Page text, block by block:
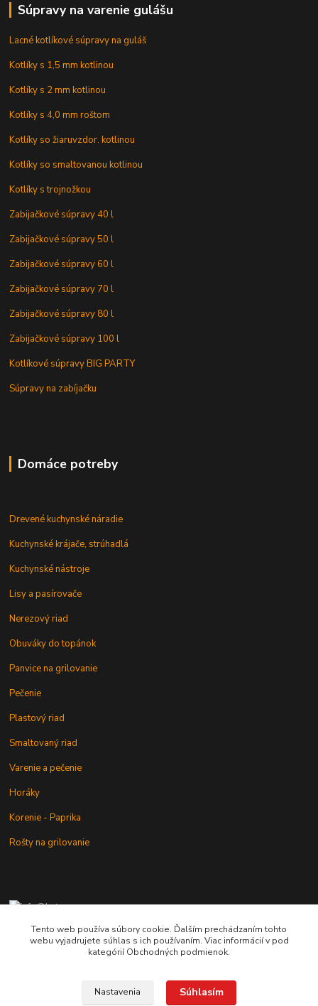
Súpravy na varenie gulášu
Lacné kotlíkové súpravy na guláš
Kotlíky s 1,5 mm kotlinou
Kotlíky s 2 mm kotlinou
Kotlíky s 4,0 mm roštom
Kotlíky so žiaruvzdor. kotlinou
Kotlíky so smaltovanou kotlinou
Kotlíky s trojnožkou
Zabijačkové súpravy 40 l
Zabijačkové súpravy 50 l
Zabijačkové súpravy 60 l
Zabijačkové súpravy 70 l
Zabijačkové súpravy 80 l
Zabijačkové súpravy 100 l
Kotlíkové súpravy BIG PARTY
Súpravy na zabíjačku
Domáce potreby
Drevené kuchynské náradie
Kuchynské krájače, strúhadlá
Kuchynské nástroje
Lisy a pasírovače
Nerezový riad
Obuváky do topánok
Panvice na grilovanie
Pečenie
Plastový riad
Smaltovaný riad
Varenie a pečenie
Horáky
Korenie - Paprika
Rošty na grilovanie
+421 902 212 007
od 8:00 - do 16:00 hod
Tento web používa súbory cookie. Ďalším prechádzaním tohto
webu vyjadrujete súhlas s ich používaním. Viac informácií v pod
kategórií Obchodných podmienok.
Nastavenia Súhlasím